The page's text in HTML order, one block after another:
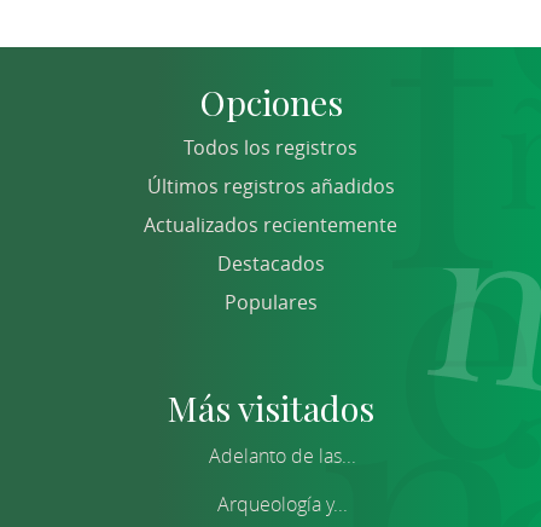
Opciones
Todos los registros
Últimos registros añadidos
Actualizados recientemente
Destacados
Populares
Más visitados
Adelanto de las...
Arqueología y...